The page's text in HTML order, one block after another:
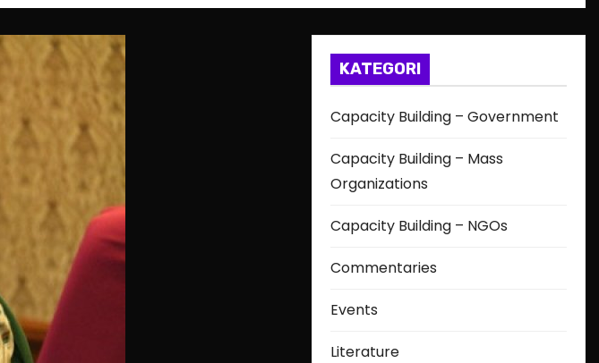
KATEGORI
Capacity Building – Government
Capacity Building – Mass
Organizations
Capacity Building – NGOs
Commentaries
Events
Literature